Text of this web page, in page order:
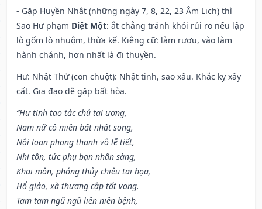
- Gặp Huyền Nhật (những ngày 7, 8, 22, 23 Âm Lịch) thì
Sao Hư phạm Diệt Một: ắt chẳng tránh khỏi rủi ro nếu lập
lò gốm lò nhuộm, thừa kế. Kiêng cữ: làm rượu, vào làm
hành chánh, hơn nhất là đi thuyền.
Hư: Nhật Thử (con chuột): Nhật tinh, sao xấu. Khắc kỵ xây
cất. Gia đạo dễ gặp bất hòa.
“Hư tinh tạo tác chủ tai ương,
Nam nữ cô miên bất nhất song,
Nội loạn phong thanh vô lễ tiết,
Nhi tôn, tức phụ bạn nhân sàng,
Khai môn, phóng thủy chiêu tai họa,
Hổ giảo, xà thương cập tốt vong.
Tam tam ngũ ngũ liên niên bệnh,